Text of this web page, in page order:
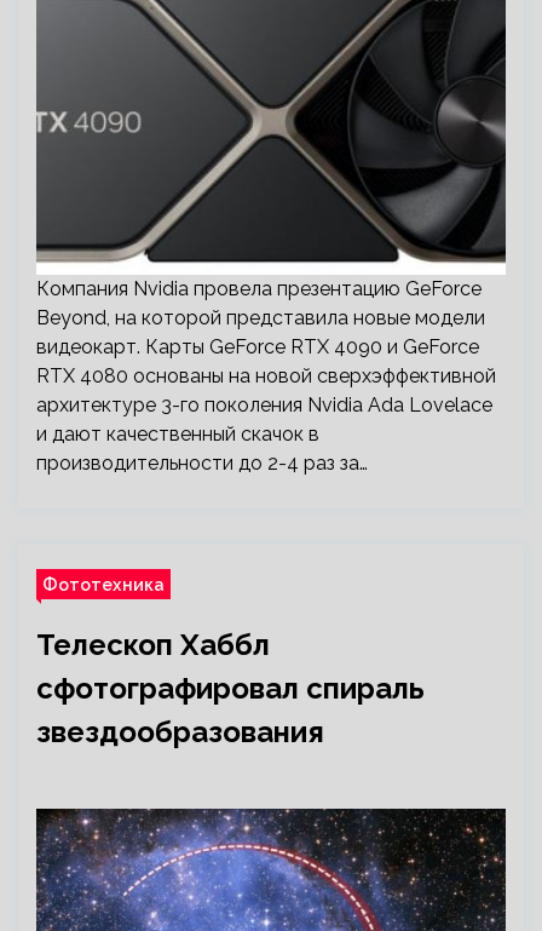
Компания Nvidia провела презентацию GeForce
Beyond, на которой представила новые модели
видеокарт. Карты GeForce RTX 4090 и GeForce
RTX 4080 основаны на новой сверхэффективной
архитектуре 3-го поколения Nvidia Ada Lovelace
и дают качественный скачок в
производительности до 2-4 раз за…
Фототехника
Телескоп Хаббл
сфотографировал спираль
звездообразования